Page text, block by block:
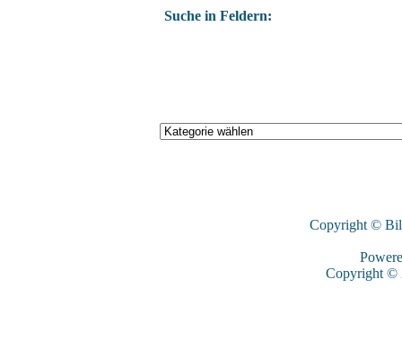
Suche in Feldern:
Copyright ©
Copyright ©